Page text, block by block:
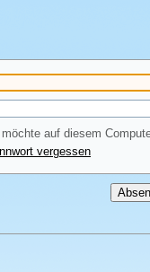
möchte auf diesem
vergessen